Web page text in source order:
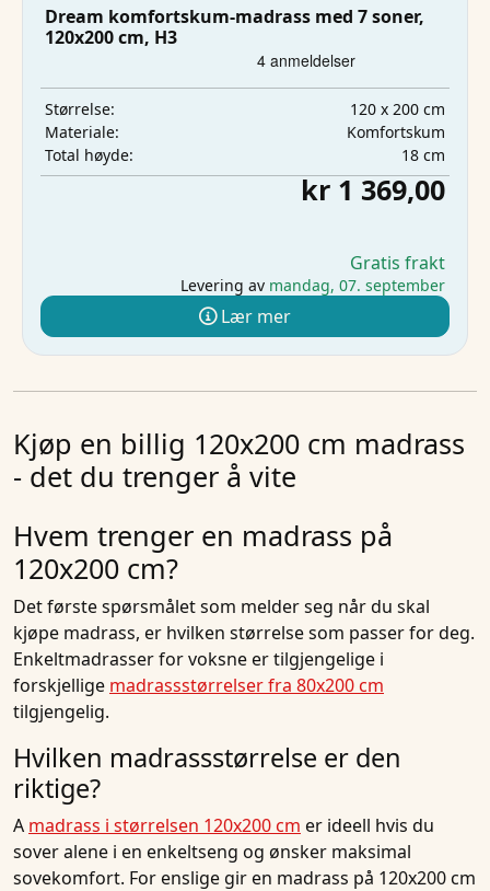
Dream komfortskum-madrass med 7 soner,
120x200 cm, H3
Størrelse:
120 x 200 cm
Materiale:
Komfortskum
Total høyde:
18 cm
kr 1 369,00
Gratis frakt
Levering av mandag, 07. september
Lær mer
Kjøp en billig 120x200 cm madrass
- det du trenger å vite
Hvem trenger en madrass på
120x200 cm?
Det første spørsmålet som melder seg når du skal
kjøpe madrass, er hvilken størrelse som passer for deg.
Enkeltmadrasser for voksne er tilgjengelige i
forskjellige madrassstørrelser fra 80x200 cm
tilgjengelig.
Hvilken madrassstørrelse er den
riktige?
A madrass i størrelsen 120x200 cm er ideell hvis du
sover alene i en enkeltseng og ønsker maksimal
sovekomfort. For enslige gir en madrass på 120x200 cm